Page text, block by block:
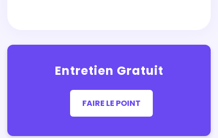
Entretien Gratuit
FAIRE LE POINT